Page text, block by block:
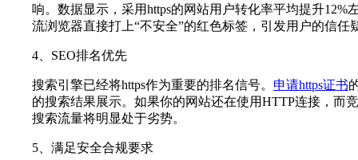
响。数据显示，采用https的网站用户转化率平均提升12%
流浏览器直接打上“不安全”的红色标签，引发用户的信任
4、SEO排名优先
搜索引擎已经将https作为重要的排名信号。 申请https证书
的搜索结果展示。如果你的网站还在使用HTTP连接，而
搜索流量将明显处于劣势。
5、满足安全合规要求